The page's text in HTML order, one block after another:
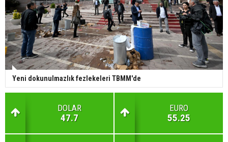
Yeni dokunulmazlık fezlekeleri TBMM'de
DOLAR
47.7
EURO
55.25